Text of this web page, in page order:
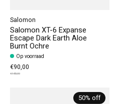
Salomon
Salomon XT-6 Expanse
Escape Dark Earth Aloe
Burnt Ochre
Op voorraad
€90,00
€180,00
50% off